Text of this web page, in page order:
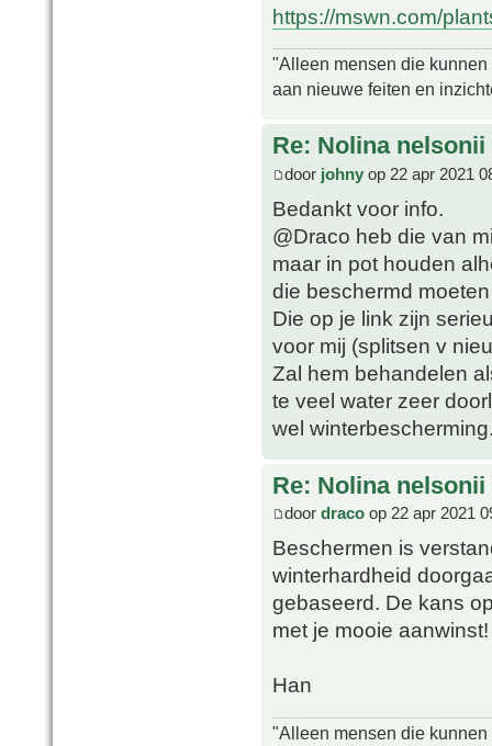
https://mswn.com/
"Alleen mensen die
aan nieuwe feiten en
Re: Nolina nelsonii
door johny op 22 apr 2021
Bedankt voor info.
@Draco heb die van
maar in pot houden
die beschermd
Die op je link zijn
voor mij (splitsen v
Zal hem behandelen
te veel water zeer
wel
Re: Nolina nelsonii
door draco op 22 apr 2021
Beschermen is
winterhardheid
gebaseerd. De kans
met je mooie aanwinst!
Han
"Alleen mensen die